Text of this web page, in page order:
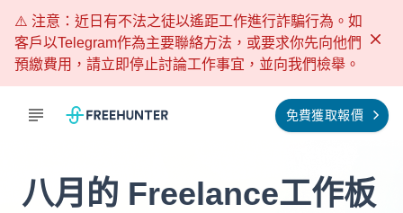
⚠️ 注意：近日有不法之徒以遙距工作進行詐騙行為。如
客戶以Telegram作為主要聯絡方法，或要求你先向他們
預繳費用，請立即停止討論工作事宜，並向我們檢舉。
免費獲取報價
八月的 Freelance工作板